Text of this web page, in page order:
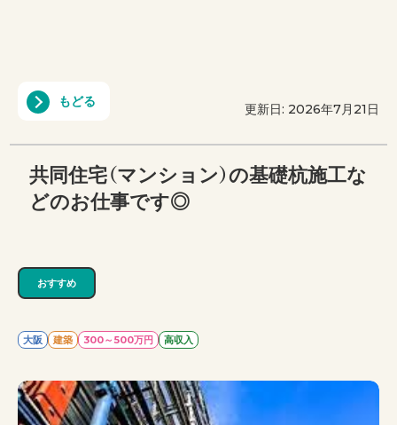
もどる 更新日: 2026年7月21日
共同住宅（マンション）の基礎杭施工な
どのお仕事です◎
おすすめ
大阪 建築 300～500万円 高収入